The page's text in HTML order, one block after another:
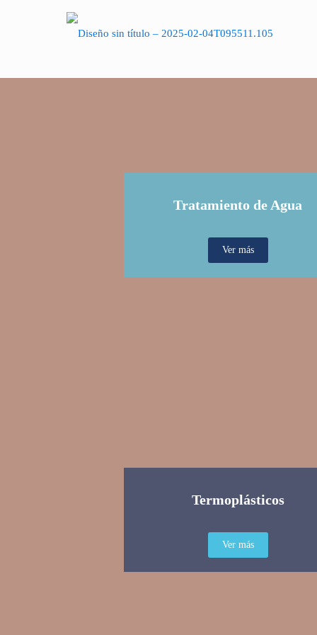
Tratamiento de Agua
Ver más
Termoplásticos
Ver más